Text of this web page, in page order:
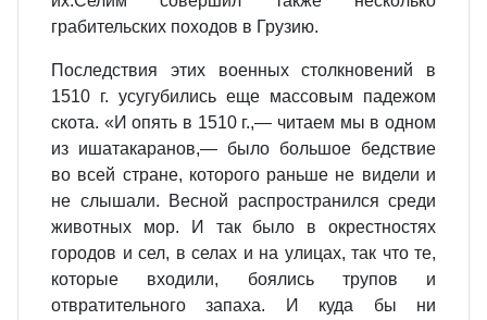
грабительских походов в Грузию.
Последствия этих военных столкновений в
1510 г. усугубились еще массовым падежом
скота. «И опять в 1510 г.,— читаем мы в одном
из ишатакаранов,— было большое бедствие
во всей стране, которого раньше не видели и
не слышали. Весной распространился среди
животных мор. И так было в окрестностях
городов и сел, в селах и на улицах, так что те,
которые входили, боялись трупов и
отвратительного запаха. И куда бы ни